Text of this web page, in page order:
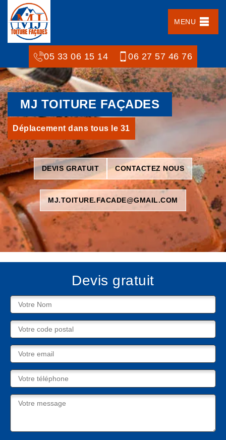
MENU
05 33 06 15 14 06 27 57 46 76
MJ TOITURE FAÇADES
Déplacement dans tous le 31
DEVIS GRATUIT CONTACTEZ NOUS
MJ.TOITURE.FACADE@GMAIL.COM
Devis gratuit